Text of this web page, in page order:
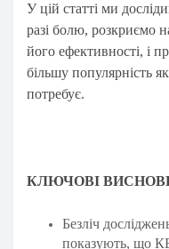
У цій статті ми
разі болю, розкриємо
його ефективності, і
більшу популярність
потребує.
КЛЮЧОВІ
Безліч
показують, що